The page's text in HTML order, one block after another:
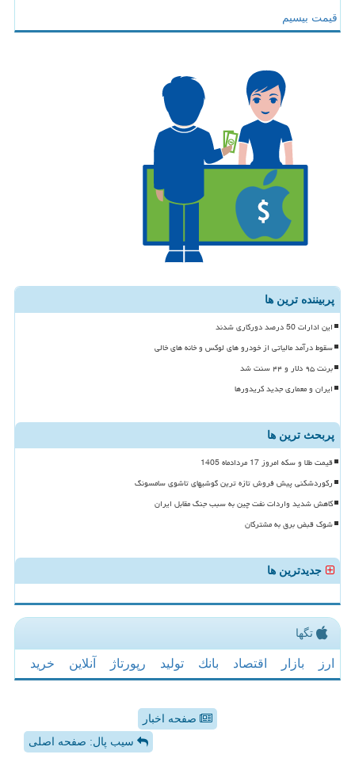
قیمت بیسیم
پربیننده ترین ها
این ادارات 50 درصد دورکاری شدند
سقوط درآمد مالیاتی از خودرو های لوکس و خانه های خالی
برنت ۹۵ دلار و ۴۴ سنت شد
ایران و معماری جدید کریدورها
پربحث ترین ها
قیمت طلا و سکه امروز 17 مردادماه 1405
رکوردشکنی پیش فروش تازه ترین گوشیهای تاشوی سامسونگ
کاهش شدید واردات نفت چین به سبب جنگ مقابل ایران
شوک قبض برق به مشترکان
جدیدترین ها
تگها
ارز بازار اقتصاد بانك تولید رپورتاژ آنلاین خرید
صفحه اخبار
سیب پال: صفحه اصلی